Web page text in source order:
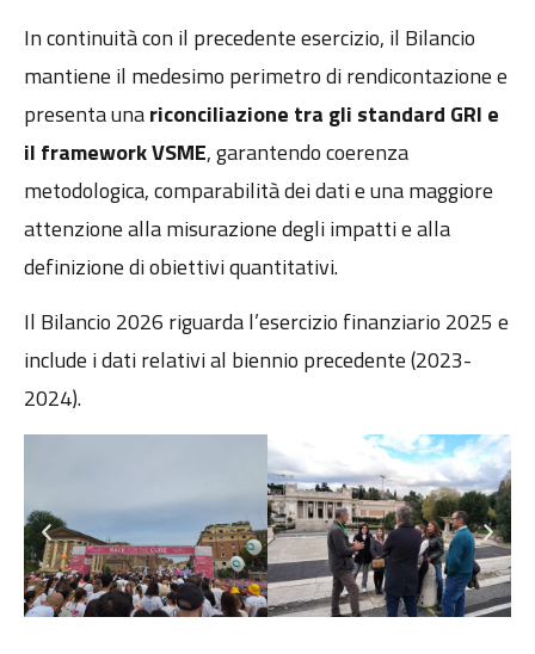
In continuità con il precedente esercizio, il Bilancio
mantiene il medesimo perimetro di rendicontazione e
presenta unariconciliazione tra gli standard GRI e
il framework VSME, garantendo coerenza
metodologica, comparabilità dei dati e una maggiore
attenzione alla misurazione degli impatti e alla
definizione di obiettivi quantitativi.
Il Bilancio 2026 riguarda l’esercizio finanziario 2025 e
include i dati relativi al biennio precedente (2023-
2024).